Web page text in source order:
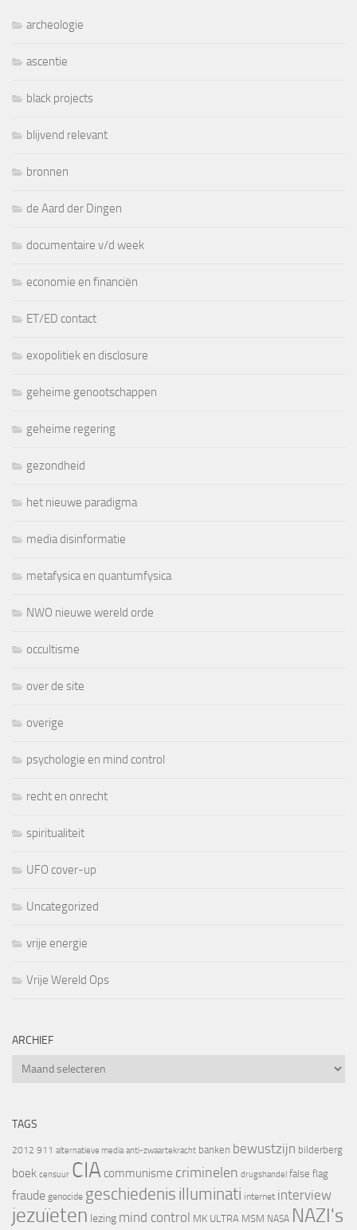
archeologie
ascentie
black projects
blijvend relevant
bronnen
de Aard der Dingen
documentaire v/d week
economie en financiën
ET/ED contact
exopolitiek en disclosure
geheime genootschappen
geheime regering
gezondheid
het nieuwe paradigma
media disinformatie
metafysica en quantumfysica
NWO nieuwe wereld orde
occultisme
over de site
overige
psychologie en mind control
recht en onrecht
spiritualiteit
UFO cover-up
Uncategorized
vrije energie
Vrije Wereld Ops
ARCHIEF
Archief
TAGS
2012 911 alternatieve media anti-zwaartekracht banken bewustzijn bilderberg
boek censuur CIA communisme criminelen drugshandel false flag
fraude genocide geschiedenis illuminati internet interview
jezuïeten lezing mind control MK ULTRA MSM NASA NAZI's